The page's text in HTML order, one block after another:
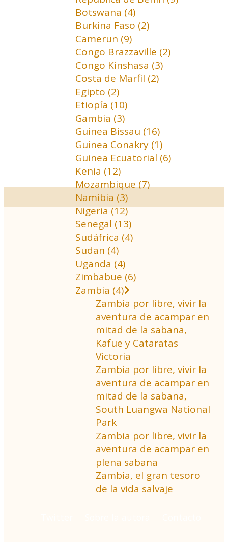
Botswana (4)
Burkina Faso (2)
Camerun (9)
Congo Brazzaville (2)
Congo Kinshasa (3)
Costa de Marfil (2)
Egipto (2)
Etiopía (10)
Gambia (3)
Guinea Bissau (16)
Guinea Conakry (1)
Guinea Ecuatorial (6)
Kenia (12)
Mozambique (7)
Namibia (3)
Nigeria (12)
Senegal (13)
Sudáfrica (4)
Sudan (4)
Uganda (4)
Zimbabue (6)
Zambia (4)
Zambia por libre, vivir la
aventura de acampar en
mitad de la sabana,
Kafue y Cataratas
Victoria
Zambia por libre, vivir la
aventura de acampar en
mitad de la sabana,
South Luangwa National
Park
Zambia por libre, vivir la
aventura de acampar en
plena sabana
Zambia, el gran tesoro
de la vida salvaje